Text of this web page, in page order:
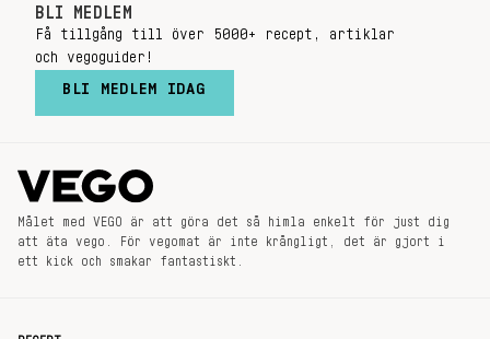
BLI MEDLEM
Få tillgång till över 5000+ recept, artiklar
och vegoguider!
BLI MEDLEM IDAG
Målet med VEGO är att göra det så himla enkelt för just dig
att äta vego. För vegomat är inte krångligt, det är gjort i
ett kick och smakar fantastiskt.